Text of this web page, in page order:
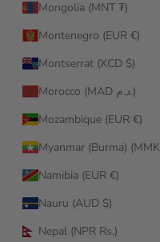
Mongolia (MNT ₮)
Montenegro (EUR €)
Montserrat (XCD $)
Morocco (MAD د.م.)
Mozambique (EUR €)
Myanmar (Burma)
Namibia (EUR €)
Nauru (AUD $)
Nepal (NPR Rs.)